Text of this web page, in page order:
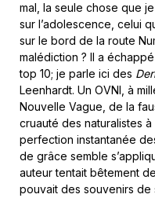
mal, la seule chose que
sur l’adolescence, celui
sur le bord de la route
malédiction ? Il a
top 10; je parle ici des
Leenhardt. Un OVNI, à
Nouvelle Vague, de la
cruauté des naturalistes
perfection instantanée
de grâce semble
auteur tentait bêtement
pouvait des souvenirs de